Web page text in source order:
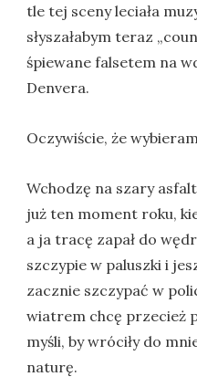
tle tej sceny leciała
słyszałabym teraz
śpiewane falsetem na
Denvera.
Oczywiście, że
Wchodzę na szary
już ten moment roku,
a ja tracę zapał do
szczypie w paluszki i
zacznie szczypać w
wiatrem chcę przecież
myśli, by wróciły do
naturę.